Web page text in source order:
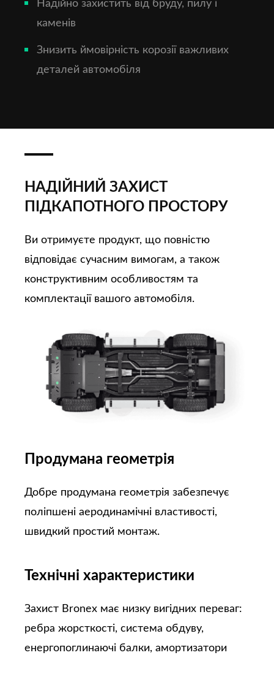
Надійно захистить від бруду, пилу і
каменів
Знизить ймовірність корозії важливих
деталей автомобіля
НАДІЙНИЙ ЗАХИСТ
ПІДКАПОТНОГО ПРОСТОРУ
Ви отримуєте продукт, що повністю
відповідає сучасним вимогам, а також
конструктивним особливостям та
комплектації вашого автомобіля.
Продумана геометрія
Добре продумана геометрія забезпечує
поліпшені аеродинамічні властивості,
швидкий простий монтаж.
Технічні характеристики
Захист Bronex має низку вигідних переваг:
ребра жорсткості, система обдуву,
енергопоглинаючі балки, амортизатори